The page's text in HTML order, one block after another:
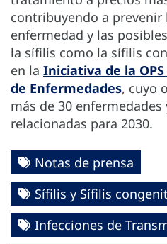
contribuyendo a
enfermedad y las
la sífilis como la sífilis
en la Iniciativa de la
de Enfermedades, cuyo
más de 30 enfermedades
relacionadas para 2030.
Notas de prensa
Sífilis y Sífilis
Infecciones de